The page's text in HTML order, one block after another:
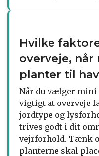
Hvilke
overveje,
planter til
Når du vælger mini
vigtigt at overveje
jordtype og
trives godt i dit
vejrforhold. Tænk
planterne skal